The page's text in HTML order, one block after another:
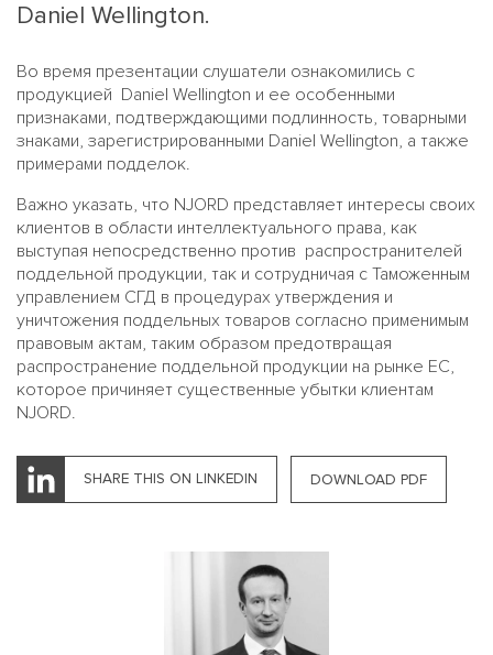
Daniel Wellington.
Во время презентации слушатели ознакомились с
продукцией Daniel Wellington и ее особенными
признаками, подтверждающими подлинность, товарными
знаками, зарегистрированными Daniel Wellington, а также
примерами подделок.
Важно указать, что NJORD представляет интересы своих
клиентов в области интеллектуального права, как
выступая непосредственно против распространителей
поддельной продукции, так и сотрудничая с Таможенным
управлением СГД в процедурах утверждения и
уничтожения поддельных товаров согласно применимым
правовым актам, таким образом предотвращая
распространение поддельной продукции на рынке ЕС,
которое причиняет существенные убытки клиентам
NJORD.
SHARE THIS ON LINKEDIN DOWNLOAD PDF